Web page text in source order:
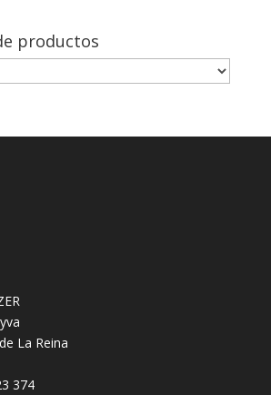
productos
La Reina
374